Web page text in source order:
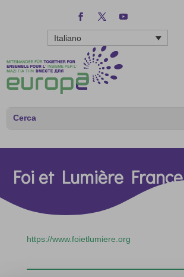
Italiano
Foi et Lumière France
https://www.foietlumiere.org